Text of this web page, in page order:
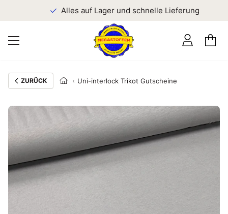
Alles auf Lager und schnelle Lieferung
ZURÜCK Uni-interlock Trikot Gutscheine